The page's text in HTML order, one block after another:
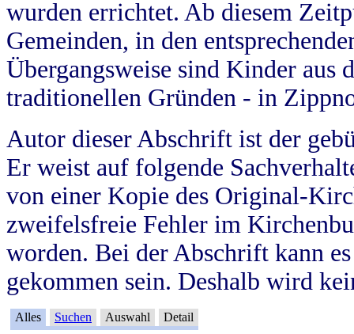
wurden errichtet. Ab diesem
Gemeinden, in den
Übergangsweise sind Kinder aus
traditionellen Gründen - in
Autor dieser Abschrift ist der
Er weist auf folgende
von einer Kopie des Original-
zweifelsfreie Fehler im
worden. Bei der Abschrift kann
gekommen sein. Deshalb wird
Alles Suchen Auswahl Detail